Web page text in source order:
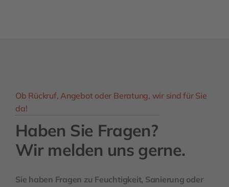
Ob Rückruf, Angebot oder Beratung, wir sind für Sie
da!
Haben Sie Fragen?
Wir melden uns gerne.
Sie haben Fragen zu Feuchtigkeit, Sanierung oder